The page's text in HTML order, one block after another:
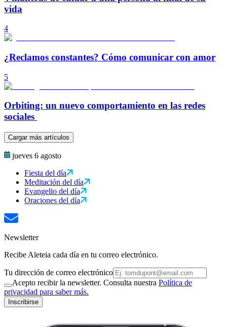
vida
4
¿Reclamos constantes? Cómo comunicar con amor
5
Orbiting: un nuevo comportamiento en las redes
sociales
Cargar más artículos
jueves 6 agosto
Fiesta del día
Meditación del día
Evangelio del día
Oraciones del día
Newsletter
Recibe Aleteia cada día en tu correo electrónico.
Tu dirección de correo electrónico
Acepto recibir la newsletter. Consulta nuestra Política de
privacidad para saber más.
Inscribirse